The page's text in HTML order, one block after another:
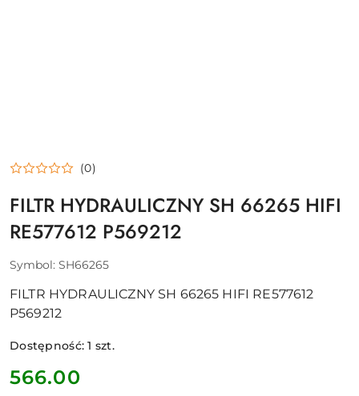
(0)
FILTR HYDRAULICZNY SH 66265 HIFI
RE577612 P569212
Symbol: SH66265
FILTR HYDRAULICZNY SH 66265 HIFI RE577612
P569212
Dostępność:1 szt.
cena:
566.00